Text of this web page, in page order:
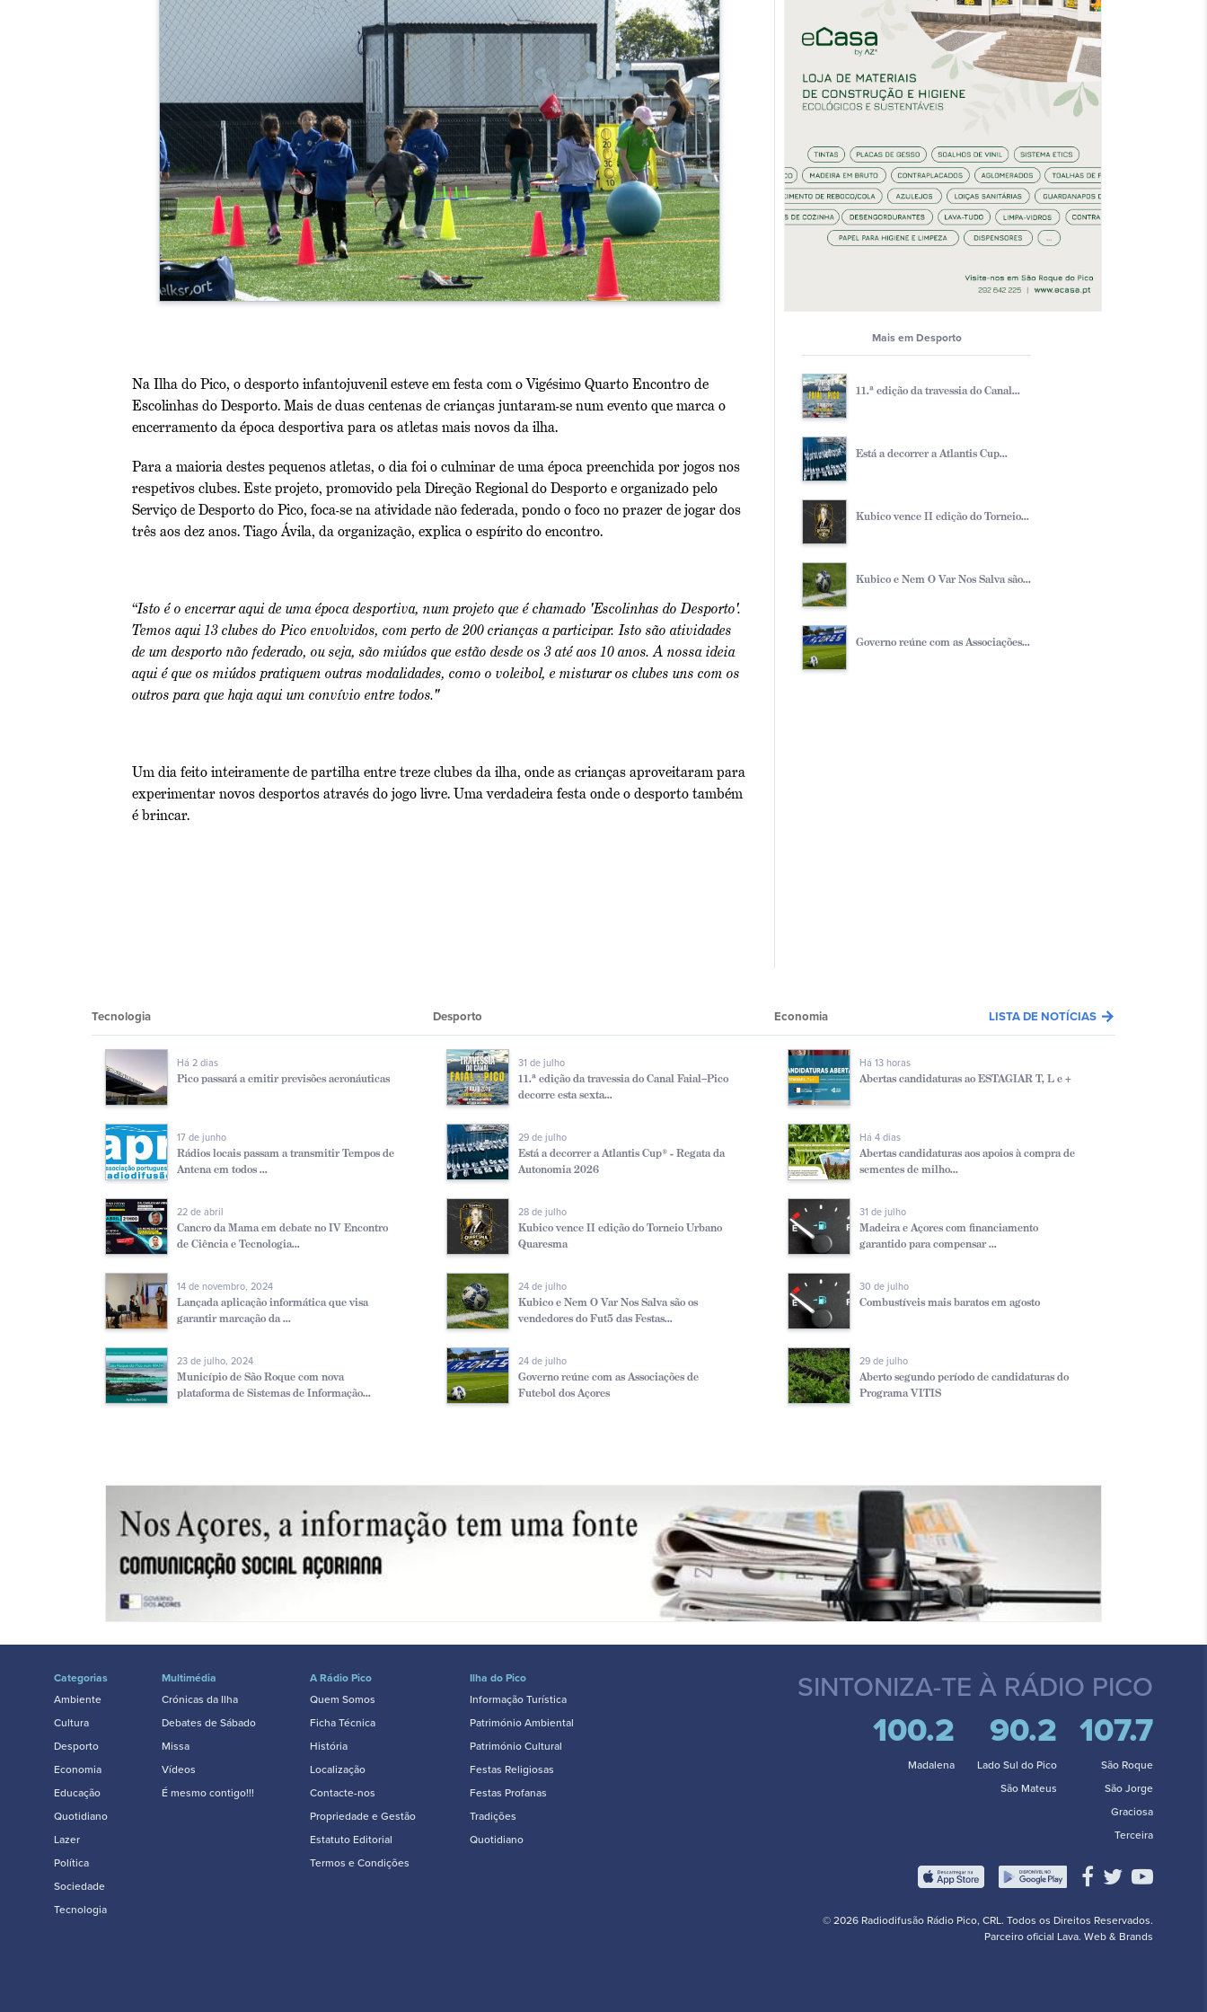
Na Ilha do Pico, o desporto infantojuvenil esteve em festa com o Vigésimo Quarto Encontro de
Escolinhas do Desporto. Mais de duas centenas de crianças juntaram-se num evento que marca o
encerramento da época desportiva para os atletas mais novos da ilha.
Para a maioria destes pequenos atletas, o dia foi o culminar de uma época preenchida por jogos nos
respetivos clubes. Este projeto, promovido pela Direção Regional do Desporto e organizado pelo
Serviço de Desporto do Pico, foca-se na atividade não federada, pondo o foco no prazer de jogar dos
três aos dez anos. Tiago Ávila, da organização, explica o espírito do encontro.
“Isto é o encerrar aqui de uma época desportiva, num projeto que é chamado 'Escolinhas do Desporto'.
Temos aqui 13 clubes do Pico envolvidos, com perto de 200 crianças a participar. Isto são atividades
de um desporto não federado, ou seja, são miúdos que estão desde os 3 até aos 10 anos. A nossa ideia
aqui é que os miúdos pratiquem outras modalidades, como o voleibol, e misturar os clubes uns com os
outros para que haja aqui um convívio entre todos."
Um dia feito inteiramente de partilha entre treze clubes da ilha, onde as crianças aproveitaram para
experimentar novos desportos através do jogo livre. Uma verdadeira festa onde o desporto também
é brincar.
Mais em Desporto
11.ª edição da travessia do Canal...
Está a decorrer a Atlantis Cup...
Kubico vence II edição do Torneio...
Kubico e Nem O Var Nos Salva são...
Governo reúne com as Associações...
Tecnologia Desporto Economia LISTA DE NOTÍCIAS arrow_forward
Há 2 dias
Pico passará a emitir previsões aeronáuticas
17 de junho
Rádios locais passam a transmitir Tempos de
Antena em todos ...
22 de abril
Cancro da Mama em debate no IV Encontro
de Ciência e Tecnologia...
14 de novembro, 2024
Lançada aplicação informática que visa
garantir marcação da ...
23 de julho, 2024
Município de São Roque com nova
plataforma de Sistemas de Informação...
31 de julho
11.ª edição da travessia do Canal Faial–Pico
decorre esta sexta...
29 de julho
Está a decorrer a Atlantis Cup® - Regata da
Autonomia 2026
28 de julho
Kubico vence II edição do Torneio Urbano
Quaresma
24 de julho
Kubico e Nem O Var Nos Salva são os
vendedores do Fut5 das Festas...
24 de julho
Governo reúne com as Associações de
Futebol dos Açores
Há 13 horas
Abertas candidaturas ao ESTAGIAR T, L e +
Há 4 dias
Abertas candidaturas aos apoios à compra de
sementes de milho...
31 de julho
Madeira e Açores com financiamento
garantido para compensar ...
30 de julho
Combustíveis mais baratos em agosto
29 de julho
Aberto segundo período de candidaturas do
Programa VITIS
Categorias
Ambiente
Cultura
Desporto
Economia
Educação
Quotidiano
Lazer
Política
Sociedade
Tecnologia
Multimédia
Crónicas da Ilha
Debates de Sábado
Missa
Vídeos
É mesmo contigo!!!
A Rádio Pico
Quem Somos
Ficha Técnica
História
Localização
Contacte-nos
Propriedade e Gestão
Estatuto Editorial
Termos e Condições
Ilha do Pico
Informação Turística
Património Ambiental
Património Cultural
Festas Religiosas
Festas Profanas
Tradições
Quotidiano
SINTONIZA-TE À RÁDIO PICO
100.2
Madalena
90.2
Lado Sul do Pico
São Mateus
107.7
São Roque
São Jorge
Graciosa
Terceira
© 2026 Radiodifusão Rádio Pico, CRL. Todos os Direitos Reservados.
Parceiro oficial Lava. Web & Brands